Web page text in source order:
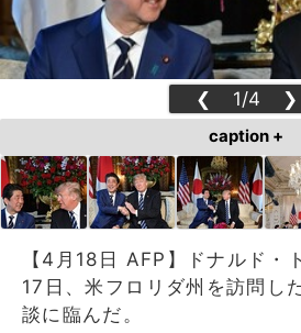
❮ 1/4 ❯
caption +
【4月18日 AFP】ドナルド・
17日、米フロリダ州を訪問し
談に臨んだ。